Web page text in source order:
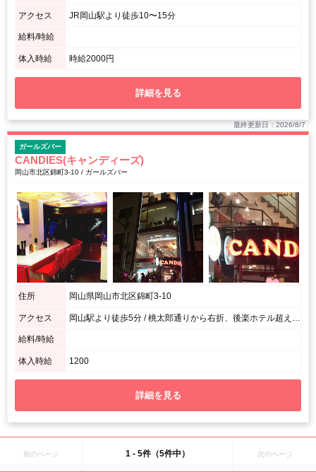
アクセス JR岡山駅より徒歩10〜15分
給料/時給
体入時給 時給2000円
詳細を見る
最終更新日：2026/8/7
ガールズバー
CANDIES(キャンディーズ)
岡山市北区錦町3-10 / ガールズバー
住所 岡山県岡山市北区錦町3-10
アクセス 岡山駅より徒歩5分 / 桃太郎通りから右折、後楽ホテル超えて右手すぐ！
給料/時給
体入時給 1200
詳細を見る
前のページ 1 - 5件（5件中） 次のページ